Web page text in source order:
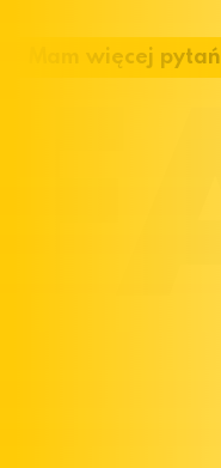
Mam więcej pytań